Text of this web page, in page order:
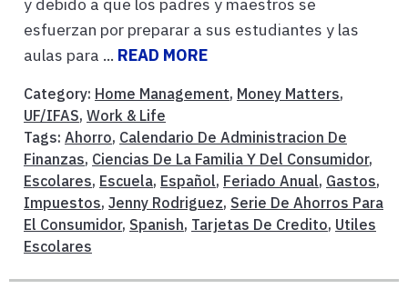
esfuerzan por preparar a sus estudiantes y las
aulas para ... READ MORE
Category: Home Management, Money Matters,
UF/IFAS, Work & Life
Tags: Ahorro, Calendario De Administracion De
Finanzas, Ciencias De La Familia Y Del Consumidor,
Escolares, Escuela, Español, Feriado Anual, Gastos,
Impuestos, Jenny Rodriguez, Serie De Ahorros Para
El Consumidor, Spanish, Tarjetas De Credito, Utiles
Escolares